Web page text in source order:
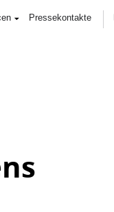
Pressekontakte